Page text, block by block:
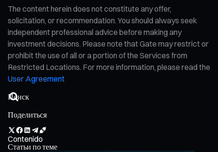
The content herein does not constitute any offer,
solicitation, or recommendation. You should always seek
independent professional advice before making any
investment decisions. Please note that Gate may restrict or
prohibit the use of all or a portion of the Services from
Restricted Locations. For more information, please read the
User Agreement
Поделиться
Contenido
Статьи по теме